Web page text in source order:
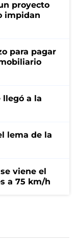
proyecto
impidan
para pagar
llegó a la
lema de la
viene el
a 75 km/h